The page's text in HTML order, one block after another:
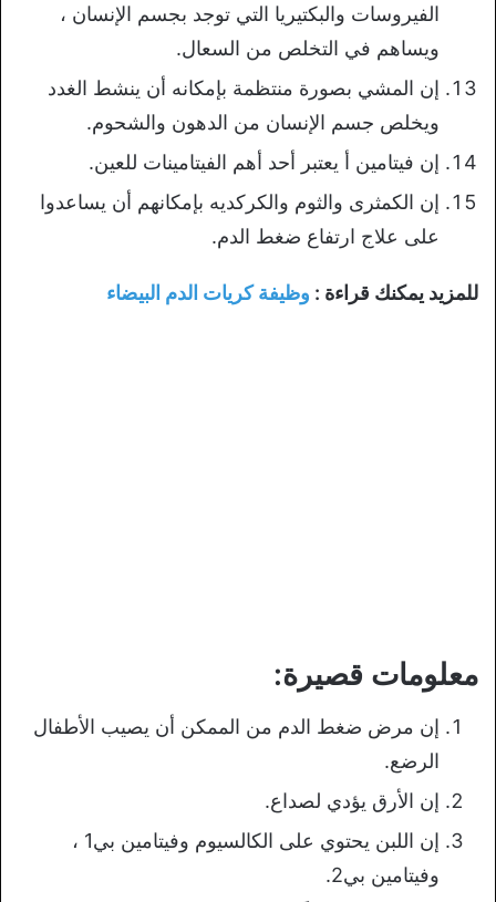
الفيروسات والبكتيريا التي توجد بجسم الإنسان ،
ويساهم في التخلص من السعال.
إن المشي بصورة منتظمة بإمكانه أن ينشط الغدد
ويخلص جسم الإنسان من الدهون والشحوم.
إن فيتامين أ يعتبر أحد أهم الفيتامينات للعين.
إن الكمثرى والثوم والكركديه بإمكانهم أن يساعدوا
على علاج ارتفاع ضغط الدم.
للمزيد يمكنك قراءة : وظيفة كريات الدم البيضاء
معلومات قصيرة:
إن مرض ضغط الدم من الممكن أن يصيب الأطفال
الرضع.
إن الأرق يؤدي لصداع.
إن اللبن يحتوي على الكالسيوم وفيتامين بي1 ،
وفيتامين بي2.